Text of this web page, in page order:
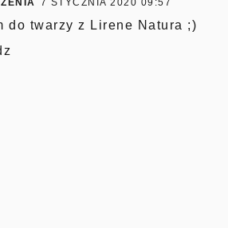
7 STYCZNIA 2020 09:57
do twarzy z Lirene Natura ;)